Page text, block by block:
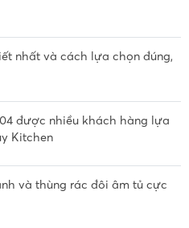
nhất và cách lựa chọn đúng,
được nhiều khách hàng lựa
Kitchen
và thùng rác đôi âm tủ cực